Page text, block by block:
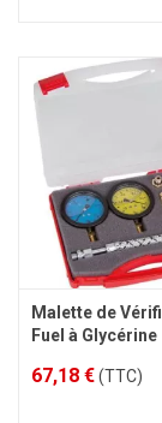
Malette de
Fuel à Glycérine
67,18 €(TTC)